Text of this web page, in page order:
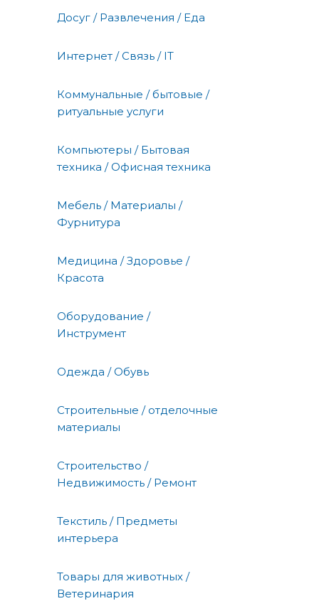
Досуг / Развлечения / Еда
Интернет / Связь / IT
Коммунальные / бытовые /
ритуальные услуги
Компьютеры / Бытовая
техника / Офисная техника
Мебель / Материалы /
Фурнитура
Медицина / Здоровье /
Красота
Оборудование /
Инструмент
Одежда / Обувь
Строительные / отделочные
материалы
Строительство /
Недвижимость / Ремонт
Текстиль / Предметы
интерьера
Товары для животных /
Ветеринария